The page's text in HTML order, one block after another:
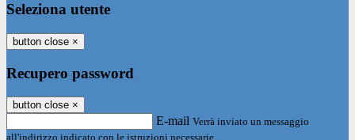
Seleziona utente
button close ×
Recupero password
button close ×
E-mail Verrà inviato un messaggio
all'indirizzo indicato con le istruzioni necessarie.